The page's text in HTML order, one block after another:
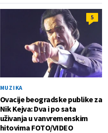
5
MUZIKA
Ovacije beogradske publike za
Nik Kejva: Dva i po sata
uživanja u vanvremenskim
hitovima FOTO/VIDEO